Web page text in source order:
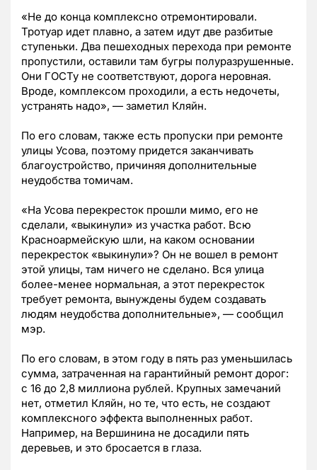
«Не до конца комплексно отремонтировали.
Тротуар идет плавно, а затем идут две разбитые
ступеньки. Два пешеходных перехода при ремонте
пропустили, оставили там бугры полуразрушенные.
Они ГОСТу не соответствуют, дорога неровная.
Вроде, комплексом проходили, а есть недочеты,
устранять надо», — заметил Кляйн.
По его словам, также есть пропуски при ремонте
улицы Усова, поэтому придется заканчивать
благоустройство, причиняя дополнительные
неудобства томичам.
«На Усова перекресток прошли мимо, его не
сделали, «выкинули» из участка работ. Всю
Красноармейскую шли, на каком основании
перекресток «выкинули»? Он не вошел в ремонт
этой улицы, там ничего не сделано. Вся улица
более-менее нормальная, а этот перекресток
требует ремонта, вынуждены будем создавать
людям неудобства дополнительные», — сообщил
мэр.
По его словам, в этом году в пять раз уменьшилась
сумма, затраченная на гарантийный ремонт дорог:
с 16 до 2,8 миллиона рублей. Крупных замечаний
нет, отметил Кляйн, но те, что есть, не создают
комплексного эффекта выполненных работ.
Например, на Вершинина не досадили пять
деревьев, и это бросается в глаза.